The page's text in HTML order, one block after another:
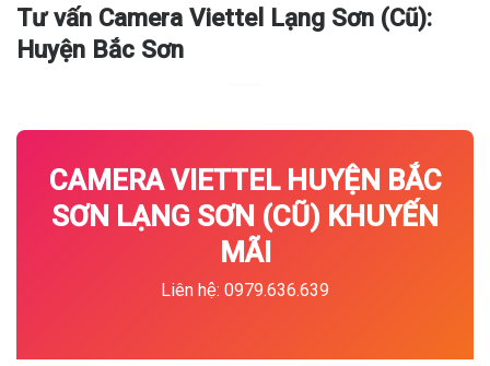
Tư vấn Camera Viettel Lạng Sơn (Cũ):
Huyện Bắc Sơn
CAMERA VIETTEL HUYỆN BẮC
SƠN LẠNG SƠN (CŨ) KHUYẾN
MÃI
Liên hệ: 0979.636.639